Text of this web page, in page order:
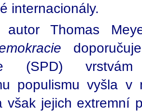
internacionály.
autor Thomas
(SPD)
populismu vyšla v
však jejich extremní